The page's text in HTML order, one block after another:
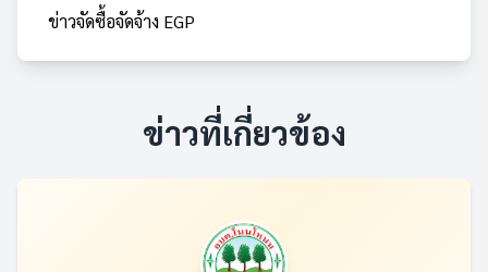
ข่าวจัดซื้อจัดจ้าง EGP
ข่าวที่เกี่ยวข้อง